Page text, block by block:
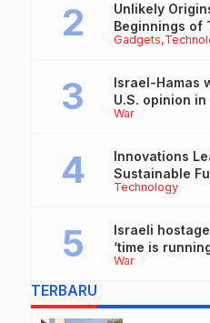
Gadgets
Unlikely
Beginnings of
War
Israel-Hamas
U.S. opinion
over support
Technology
Innovations
Sustainable
War
Israeli
‘time is
she describes
TERBARU